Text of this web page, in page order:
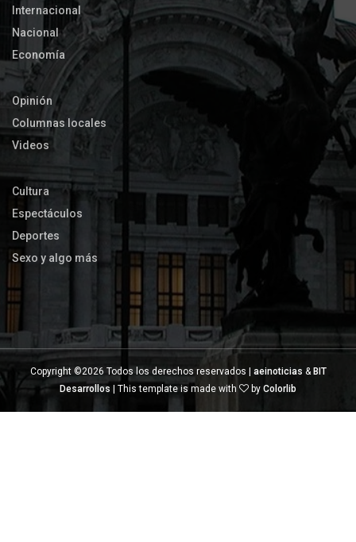
Internacional
Nacional
Economía
Opinión
Columnas locales
Videos
Cultura
Espectáculos
Deportes
Sexo y algo más
Copyright ©2026 Todos los derechos reservados | aeinoticias & BIT
Desarrollos | This template is made with by Colorlib